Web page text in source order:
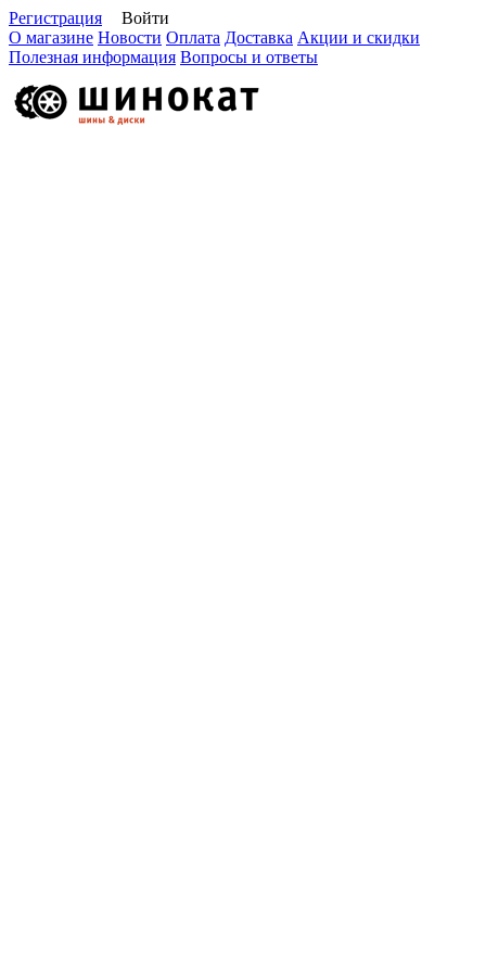
Регистрация
Войти
О магазине Новости Оплата Доставка Акции и скидки
Полезная информация Вопросы и ответы